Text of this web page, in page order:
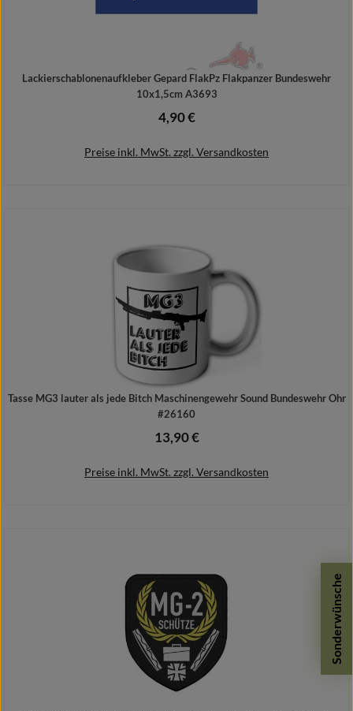
Lackierschablonenaufkleber Gepard FlakPz Flakpanzer Bundeswehr
10x1,5cm A3693
Regulärer Preis:
4,90 €
Preise inkl. MwSt. zzgl. Versandkosten
Tasse MG3 lauter als jede Bitch Maschinengewehr Sound Bundeswehr Ohr
#26160
Regulärer Preis:
13,90 €
Preise inkl. MwSt. zzgl. Versandkosten
Sonderwünsche